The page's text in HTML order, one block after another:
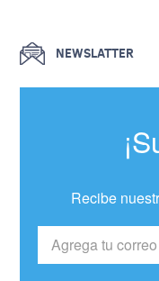
NEWSLATTER
Recibe